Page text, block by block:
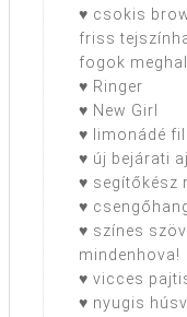
♥ csokis
friss
fogok
♥ Ringer
♥ New Girl
♥ limonádé
♥ új bejárati
♥ segítőkész
♥
♥ színes
mindenhova!
♥ vicces
♥ nyugis